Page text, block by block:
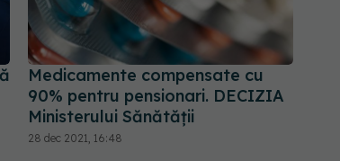
Medicamente compensate cu
90% pentru pensionari. DECIZIA
Ministerului Sănătății
28 dec 2021, 16:48